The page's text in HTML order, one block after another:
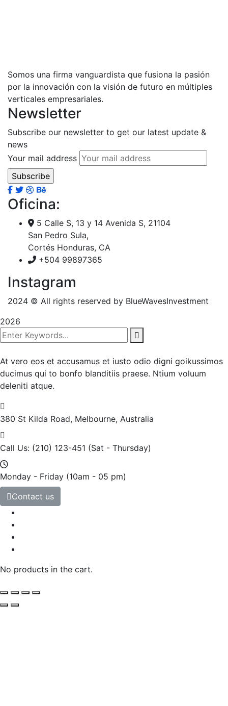
Somos una firma vanguardista que fusiona la pasión
por la innovación con la visión de futuro en múltiples
verticales empresariales.
Newsletter
Subscribe our newsletter to get our latest update &
news
Your mail address
Oficina:
5 Calle S, 13 y 14 Avenida S, 21104
San Pedro Sula,
Cortés Honduras, CA
+504 99897365
Instagram
2024 © All rights reserved by BlueWavesInvestment
2026
At vero eos et accusamus et iusto odio digni goikussimos
ducimus qui to bonfo blanditiis praese. Ntium voluum
deleniti atque.
380 St Kilda Road, Melbourne, Australia
Call Us: (210) 123-451 (Sat - Thursday)
Monday - Friday (10am - 05 pm)
Contact us
No products in the cart.